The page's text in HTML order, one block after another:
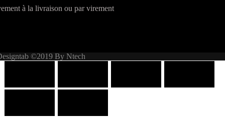
à la livraison ou par virement
©2019 By Ntech